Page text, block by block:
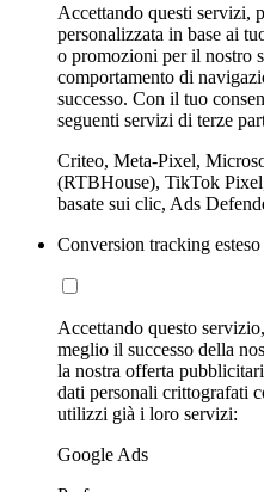
Accettando questi servizi,
personalizzata in base ai
o promozioni per il nostro
comportamento di
successo. Con il tuo
seguenti servizi di terze
Criteo, Meta-Pixel,
(RTBHouse), TikTok
basate sui clic, Ads
Conversion tracking esteso
Accettando questo
meglio il successo della
la nostra offerta
dati personali crittografati
utilizzi già i loro servizi:
Google Ads